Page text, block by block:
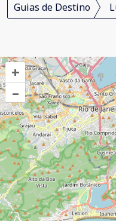
Guias de Destino
+
–